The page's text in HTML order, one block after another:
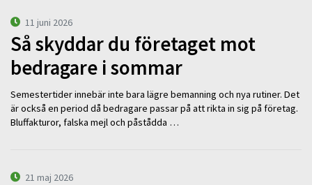
11 juni 2026
Så skyddar du företaget mot
bedragare i sommar
Semestertider innebär inte bara lägre bemanning och nya rutiner. Det
är också en period då bedragare passar på att rikta in sig på företag.
Bluffakturor, falska mejl och påstådda …
21 maj 2026